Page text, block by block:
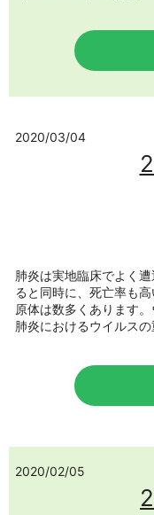
2020/03/04
肺炎は実地臨床でよく
ると同時に、死亡率も
原体は数多くあります
肺炎におけるウイルス
2020/02/05